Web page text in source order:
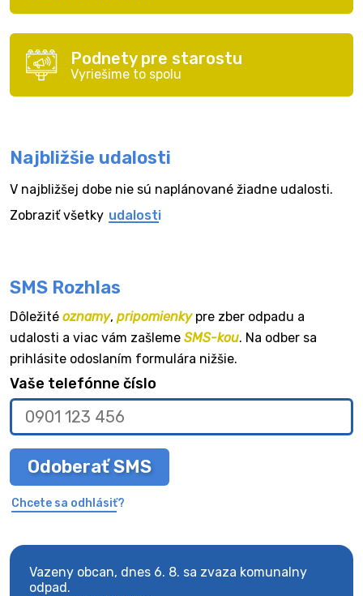
Podnety pre starostu
Vyriešime to spolu
Najbližšie udalosti
V najbližšej dobe nie sú naplánované žiadne udalosti.
Zobraziť všetky udalosti
SMS Rozhlas
Dôležité oznamy, pripomienkypre zber odpadu a
udalosti a viac vám zašleme SMS-kou. Na odber sa
prihlásite odoslaním formulára nižšie.
Vaše telefónne číslo
Odoberať SMS
Chcete sa odhlásiť?
Vazeny obcan, dnes 6. 8. sa zvaza komunalny
odpad.